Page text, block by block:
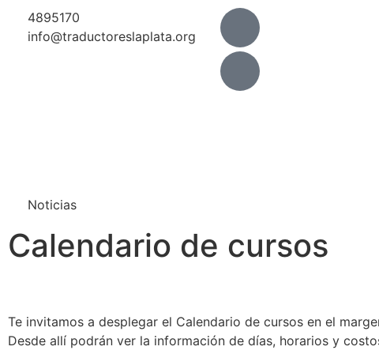
4895170
info@traductoreslaplata.org
Noticias
Calendario de cursos
Te invitamos a desplegar el Calendario de cursos en el
Desde allí podrán ver la información de días, horarios y